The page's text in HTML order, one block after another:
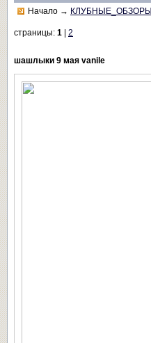
Начало → КЛУБНЫЕ_ОБЗОРЫ
страницы: 1 2
шашлыки 9 мая vanile